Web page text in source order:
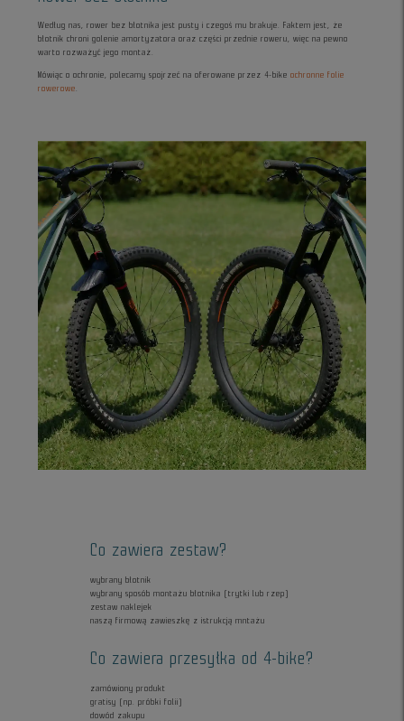
Według nas, rower bez błotnika jest pusty i czegoś mu brakuje. Faktem jest, że
błotnik chroni golenie amortyzatora oraz części przednie roweru, więc na pewno
warto rozważyć jego montaż.
Mówiąc o ochronie, polecamy spojrzeć na oferowane przez 4-bikeochronne folie
rowerowe.
Co zawiera zestaw?
wybrany błotnik
wybrany sposób montażu błotnika (trytki lub rzep)
zestaw naklejek
naszą firmową zawieszkę z istrukcją mntażu
Co zawiera przesyłka od 4-bike?
zamówiony produkt
gratisy (np. próbki folii)
dowód zakupu